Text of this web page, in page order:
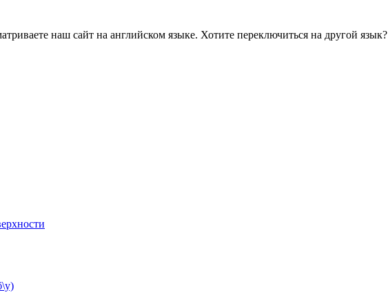
наш сайт на английском языке. Хотите переключиться на другой язык?